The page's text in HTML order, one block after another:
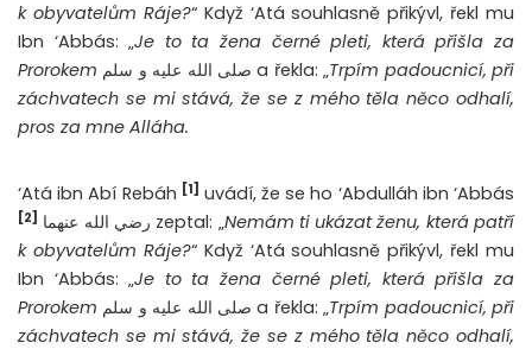
k obyvatelům Ráje?“ Když ‘Atá souhlasně přikývl, řekl mu
Ibn ‘Abbás: „Je to ta žena černé pleti, která přišla za
Prorokem
صلى الله عليه و سلم a řekla: „Trpím padoucnicí, při
záchvatech se mi stává, že se z mého těla něco odhalí,
pros za mne Alláha.
‘Atá ibn Abí Rebáh [1] uvádí, že se ho ‘Abdulláh ibn ‘Abbás
[2] رضي الله عنهما zeptal: „Nemám ti ukázat ženu, která patří
k obyvatelům Ráje?“ Když ‘Atá souhlasně přikývl, řekl mu
Ibn ‘Abbás: „Je to ta žena černé pleti, která přišla za
Prorokem
صلى الله عليه و سلم a řekla: „Trpím padoucnicí, při
záchvatech se mi stává, že se z mého těla něco odhalí,